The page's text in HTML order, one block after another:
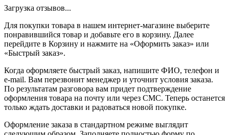
Загрузка отзывов...
Для покупки товара в нашем интернет-магазине выберите
понравившийся товар и добавьте его в корзину. Далее
перейдите в Корзину и нажмите на «Оформить заказ» или
«Быстрый заказ».
Когда оформляете быстрый заказ, напишите ФИО, телефон и
e-mail. Вам перезвонит менеджер и уточнит условия заказа.
По результатам разговора вам придет подтверждение
оформления товара на почту или через СМС. Теперь останется
только ждать доставки и радоваться новой покупке.
Оформление заказа в стандартном режиме выглядит